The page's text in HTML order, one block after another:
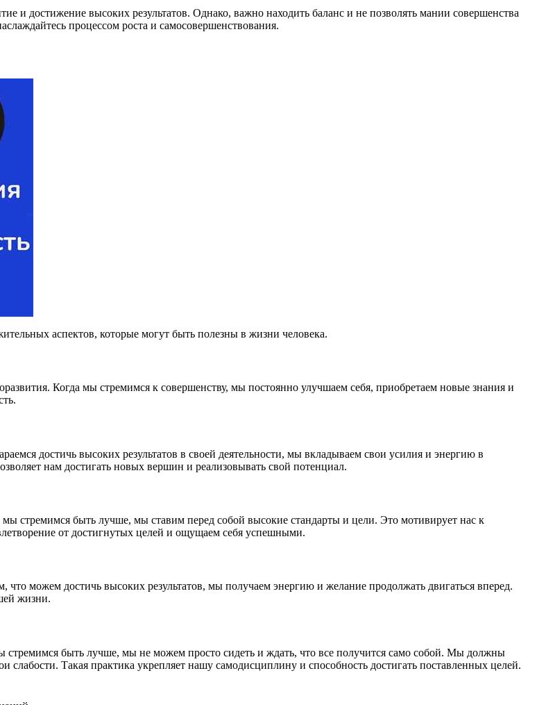
и достижение высоких результатов. Однако, важно находить баланс и не позволять мании совершенства
процессом роста и самосовершенствования.
аспектов, которые могут быть полезны в жизни человека.
Когда мы стремимся к совершенству, мы постоянно улучшаем себя, приобретаем новые знания и
достичь высоких результатов в своей деятельности, мы вкладываем свои усилия и энергию в
нам достигать новых вершин и реализовывать свой потенциал.
стремимся быть лучше, мы ставим перед собой высокие стандарты и цели. Это мотивирует нас к
от достигнутых целей и ощущаем себя успешными.
можем достичь высоких результатов, мы получаем энергию и желание продолжать двигаться вперед.
жизни.
стремимся быть лучше, мы не можем просто сидеть и ждать, что все получится само собой. Мы должны
слабости. Такая практика укрепляет нашу самодисциплину и способность достигать поставленных целей.